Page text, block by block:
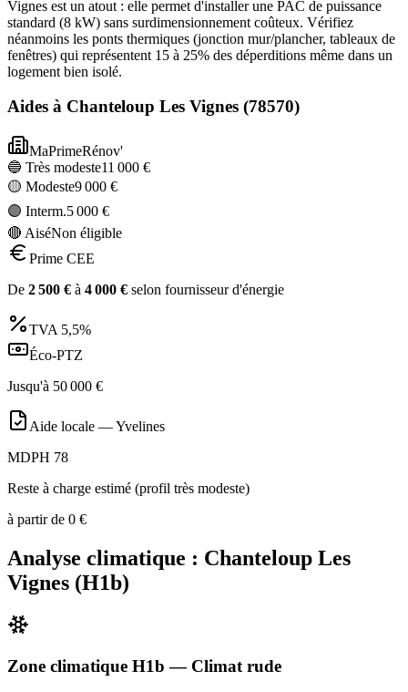
Vignes est un atout : elle permet d'installer une PAC de puissance
standard (8 kW) sans surdimensionnement coûteux. Vérifiez
néanmoins les ponts thermiques (jonction mur/plancher, tableaux de
fenêtres) qui représentent 15 à 25% des déperditions même dans un
logement bien isolé.
Aides à Chanteloup Les Vignes (78570)
MaPrimeRénov'
🔵 Très modeste11 000 €
🟡 Modeste9 000 €
🟣 Interm.5 000 €
🔴 AiséNon éligible
Prime CEE
De 2 500 € à 4 000 € selon fournisseur d'énergie
TVA 5,5%
Éco-PTZ
Jusqu'à 50 000 €
Aide locale —Yvelines
MDPH 78
Reste à charge estimé (profil très modeste)
à partir de 0 €
Analyse climatique : Chanteloup Les
Vignes (H1b)
Zone climatique H1b — Climat rude